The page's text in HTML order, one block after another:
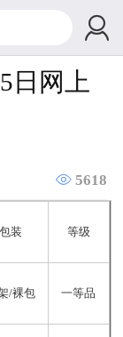

日网上
 5618
包装 等级
/裸包 一等品